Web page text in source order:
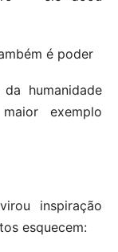
é poder
humanidade
exemplo
inspiração
esquecem: